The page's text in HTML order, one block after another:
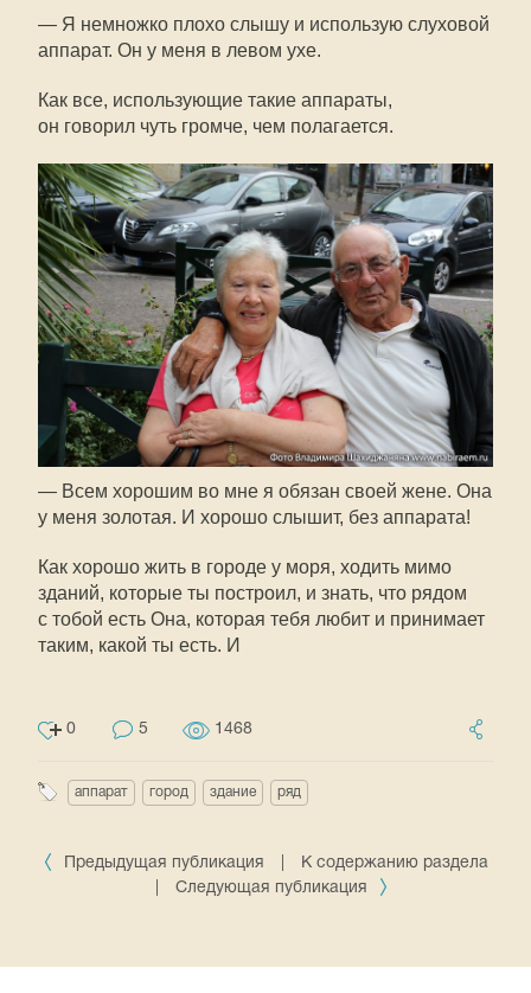
— Я немножко плохо слышу и использую слуховой
аппарат. Он у меня в левом ухе.
Как все, использующие такие аппараты,
он говорил чуть громче, чем полагается.
— Всем хорошим во мне я обязан своей жене. Она
у меня золотая. И хорошо слышит, без аппарата!
Как хорошо жить в городе у моря, ходить мимо
зданий, которые ты построил, и знать, что рядом
с тобой есть Она, которая тебя любит и принимает
таким, какой ты есть. И
0 5 1468
аппарат город здание ряд
Предыдущая публикация
К содержанию раздела
Следующая публикация